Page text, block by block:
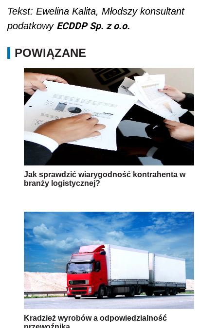
Tekst: Ewelina Kalita, Młodszy konsultant
podatkowy ECDDP Sp. z o.o.
POWIĄZANE
Jak sprawdzić wiarygodność kontrahenta w
branży logistycznej?
Kradzież wyrobów a odpowiedzialność